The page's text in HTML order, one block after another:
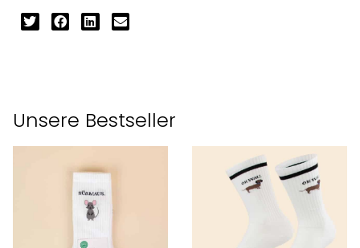
Unsere Bestseller